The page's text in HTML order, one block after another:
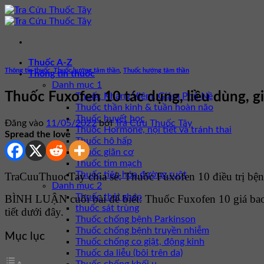
Bỏ
qua
dung
Thuốc A-Z
Thông tin thuốc
Danh mục 1
Thuốc Kháng Viêm, Giảm Phù Nề
Thuốc thần kinh & tuần hoàn não
Thuốc huyết học
Thuốc Hormone, nội tiết và tránh thai
Thuốc hô hấp
Thuốc giãn cơ
Thuốc tim mạch
Thuốc tiêu hóa đường ruột
Danh mục 2
Thuốc thải ghép
thuốc sát trùng
Thuốc chống bệnh Parkinson
Thuốc chống bệnh truyền nhiễm
Thuốc chống co giật, động kinh
Thuốc da liễu (bôi trên da)
Thông tin thuốc Thuốc hướng tâm thần Thuốc hướng tâm thần
Thuốc Fuxofen 10 tác dụng, liều dùng,
Đăng vào 11/05/2022 bởiTra Cứu Thuốc Tây
Spread the love
TraCuuThuocTay chia sẻ: Thuốc Fuxofen 10 điều trị
BÌNH LUẬN cuối bài để biết: Thuốc Fuxofen 10 giá
tiết dưới đây.
Mục lục